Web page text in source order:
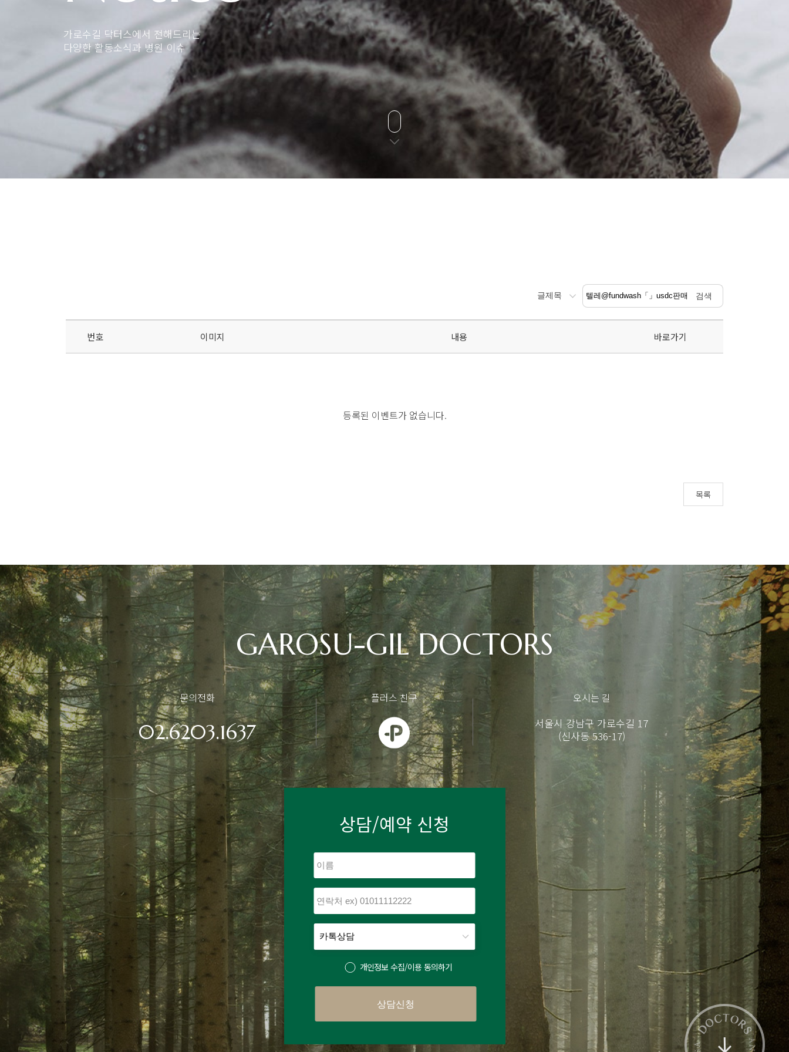
가로수길 닥터스에서 전해드리는
다양한 활동소식과 병원 이슈
번호 이미지 내용 바로가기
등록된 이벤트가 없습니다.
목록
GAROSU-GIL DOCTORS
문의전화
02.6203.1637
플러스 친구 오시는 길
서울시 강남구 가로수길 17
(신사동 536-17)
상담/예약 신청
전화상담
카톡상담